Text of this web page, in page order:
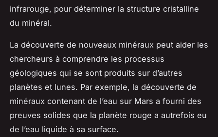
infrarouge, pour déterminer la structure cristalline
du minéral.
La découverte de nouveaux minéraux peut aider les
chercheurs à comprendre les processus
géologiques qui se sont produits sur d’autres
planètes et lunes. Par exemple, la découverte de
minéraux contenant de l’eau sur Mars a fourni des
preuves solides que la planète rouge a autrefois eu
de l’eau liquide à sa surface.